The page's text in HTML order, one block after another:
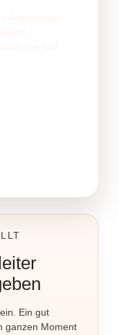
Ein gut
ganzen Moment